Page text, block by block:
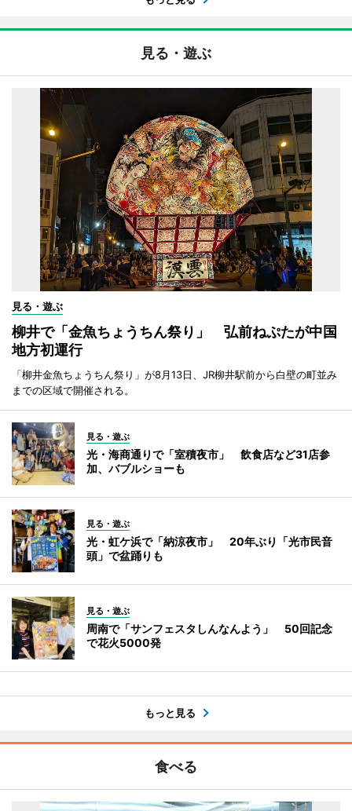
見る・遊ぶ
見る・遊ぶ
柳井で「金魚ちょうちん祭り」 弘前ねぷたが中国
地方初運行
「柳井金魚ちょうちん祭り」が8月13日、JR柳井駅前から白壁の町並み
までの区域で開催される。
見る・遊ぶ
光・海商通りで「室積夜市」 飲食店など31店参
加、バブルショーも
見る・遊ぶ
光・虹ケ浜で「納涼夜市」 20年ぶり「光市民音
頭」で盆踊りも
見る・遊ぶ
周南で「サンフェスタしんなんよう」 50回記念
で花火5000発
もっと見る
食べる